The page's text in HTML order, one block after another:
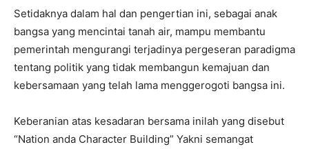
Setidaknya dalam hal dan pengertian ini, sebagai anak
bangsa yang mencintai tanah air, mampu membantu
pemerintah mengurangi terjadinya pergeseran paradigma
tentang politik yang tidak membangun kemajuan dan
kebersamaan yang telah lama menggerogoti bangsa ini.
Keberanian atas kesadaran bersama inilah yang disebut
“Nation anda Character Building” Yakni semangat